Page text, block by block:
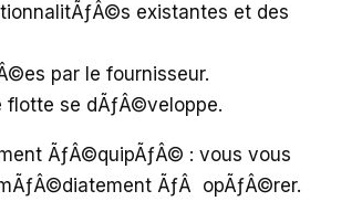
existantes et des
par le fournisseur.
se dÃƒÂ©veloppe.
ÃƒÂ©quipÃƒÂ© : vous vous
ÃƒÂ opÃƒÂ©rer.